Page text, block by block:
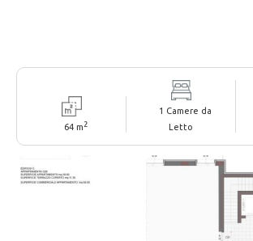
64 m 2
1 Camere da
Letto